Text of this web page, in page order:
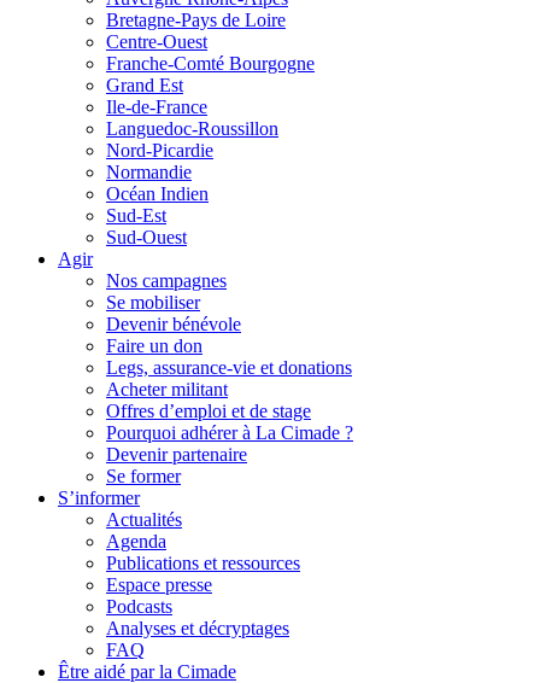
Bretagne-Pays de Loire
Centre-Ouest
Franche-Comté Bourgogne
Grand Est
Ile-de-France
Languedoc-Roussillon
Nord-Picardie
Normandie
Océan Indien
Sud-Est
Sud-Ouest
Agir
Nos campagnes
Se mobiliser
Devenir bénévole
Faire un don
Legs, assurance-vie et donations
Acheter militant
Offres d’emploi et de stage
Pourquoi adhérer à La Cimade ?
Devenir partenaire
Se former
S’informer
Actualités
Agenda
Publications et ressources
Espace presse
Podcasts
Analyses et décryptages
FAQ
Être aidé par la Cimade